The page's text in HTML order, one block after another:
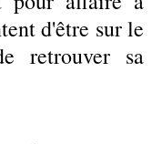
d'être sur le
retrouver sa